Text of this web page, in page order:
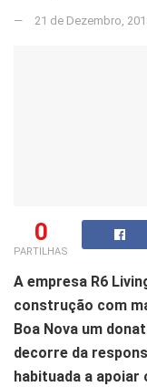
21 de Dezembro,
0
PARTILHAS
A empresa R6
construção com
Boa Nova um
decorre da
habituada a